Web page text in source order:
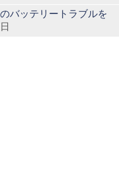
バッテリートラブルを